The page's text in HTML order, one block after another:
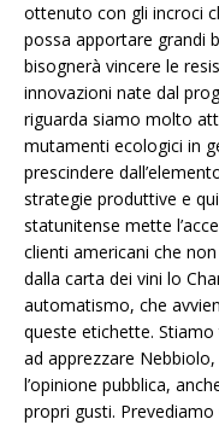
ottenuto con gli incroci
possa apportare grandi
bisognerà vincere le
innovazioni nate dal
riguarda siamo molto
mutamenti ecologici in
prescindere
strategie produttive e
statunitense mette
clienti americani che
dalla carta dei vini lo
automatismo, che
queste etichette.
ad apprezzare
l’opinione pubblica,
propri gusti.